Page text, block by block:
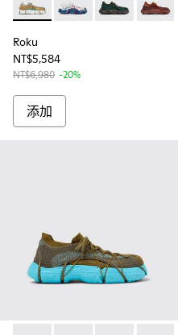
Roku - K100953-013 - 男士
Roku - K100953-
Roku - Roku
Roku
NT$5,584
NT$6,980 -20%
添加